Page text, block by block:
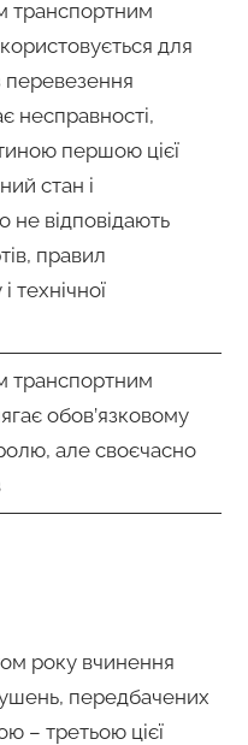
транспортним
для
перевезення
несправності,
першою цієї
стан і
не відповідають
правил
технічної
транспортним
обов’язковому
але своєчасно
року вчинення
передбачених
– третьою цієї